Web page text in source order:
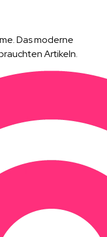
Das moderne
Artikeln.